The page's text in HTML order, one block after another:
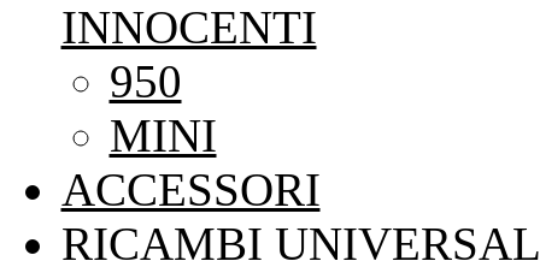
INNOCENTI
950
MINI
ACCESSORI
RICAMBI